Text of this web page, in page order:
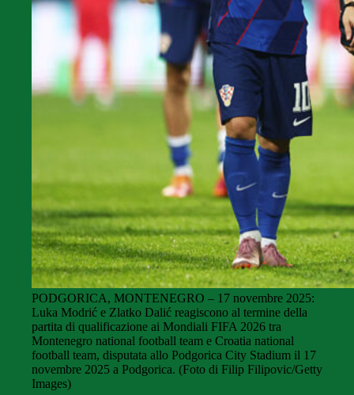
PODGORICA, MONTENEGRO – 17 novembre 2025:
Luka Modrić e Zlatko Dalić reagiscono al termine della
partita di qualificazione ai Mondiali FIFA 2026 tra
Montenegro national football team e Croatia national
football team, disputata allo Podgorica City Stadium il 17
novembre 2025 a Podgorica. (Foto di Filip Filipovic/Getty
Images)